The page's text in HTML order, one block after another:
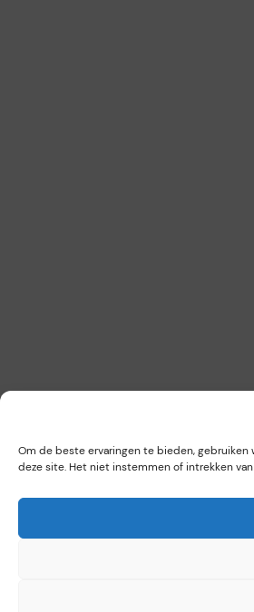
Om de beste ervaringen te bieden, gebruiken
deze site. Het niet instemmen of intrekken